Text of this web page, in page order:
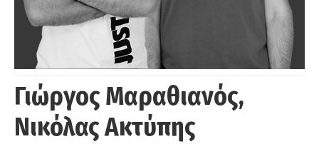
Γιώργος Μαραθιανός,
Νικόλας Ακτύπης